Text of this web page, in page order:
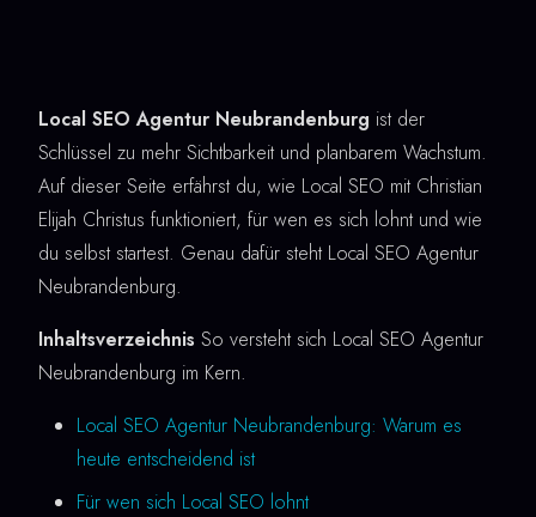
Local SEO Agentur Neubrandenburg ist der
Schlüssel zu mehr Sichtbarkeit und planbarem Wachstum.
Auf dieser Seite erfährst du, wie Local SEO mit Christian
Elijah Christus funktioniert, für wen es sich lohnt und wie
du selbst startest. Genau dafür steht Local SEO Agentur
Neubrandenburg.
Inhaltsverzeichnis So versteht sich Local SEO Agentur
Neubrandenburg im Kern.
Local SEO Agentur Neubrandenburg: Warum es
heute entscheidend ist
Für wen sich Local SEO lohnt